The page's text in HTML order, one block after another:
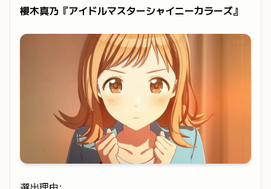
櫻木真乃『アイドルマスターシャイニーカラーズ』